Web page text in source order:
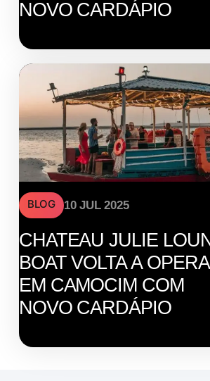
NOVO CARDÁPIO
BLOG 10 JUL 2025
CHATEAU JULIE
BOAT VOLTA A
EM CAMOCIM COM
NOVO CARDÁPIO